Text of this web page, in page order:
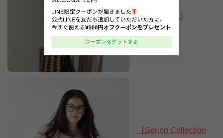
11,990円 (税込)
【Spring Collection